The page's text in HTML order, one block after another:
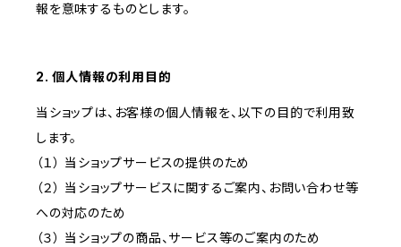
報を意味するものとします。
2. 個人情報の利用目的
当ショップは、お客様の個人情報を、以下の目的で利用致
します。
（１） 当ショップサービスの提供のため
（２） 当ショップサービスに関するご案内、お問い合わせ等
への対応のため
（３） 当ショップの商品、サービス等のご案内のため